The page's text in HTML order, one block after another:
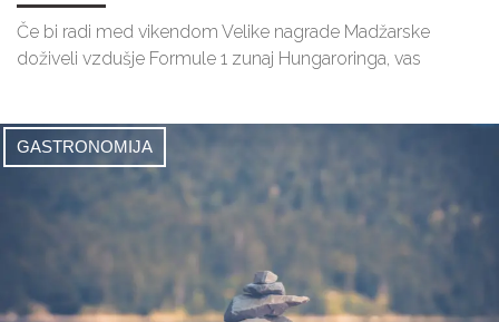
Če bi radi med vikendom Velike nagrade Madžarske
doživeli vzdušje Formule 1 zunaj Hungaroringa, vas
GASTRONOMIJA